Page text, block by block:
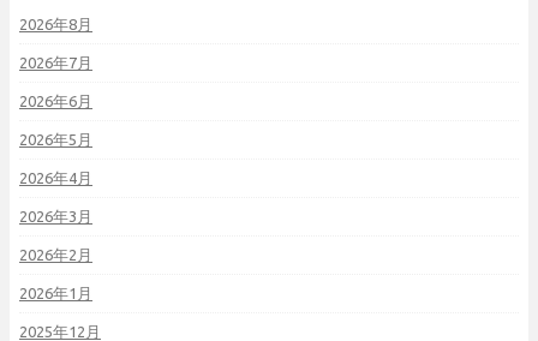
2026年8月
2026年7月
2026年6月
2026年5月
2026年4月
2026年3月
2026年2月
2026年1月
2025年12月